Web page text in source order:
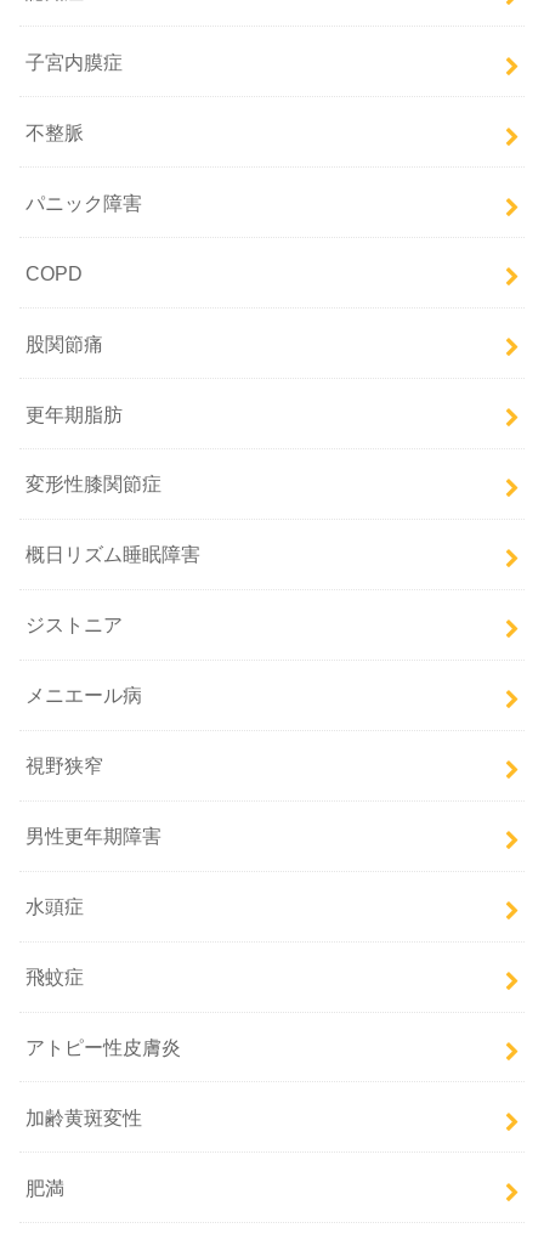
子宮内膜症
不整脈
パニック障害
COPD
股関節痛
更年期脂肪
変形性膝関節症
概日リズム睡眠障害
ジストニア
メニエール病
視野狭窄
男性更年期障害
水頭症
飛蚊症
アトピー性皮膚炎
加齢黄斑変性
肥満